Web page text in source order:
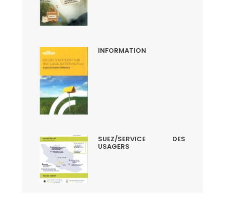
INFORMATION
SUEZ/SERVICE DES
USAGERS